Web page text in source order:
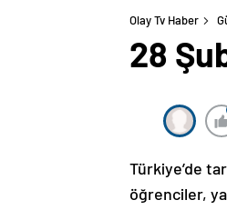
Olay Tv Haber
28
Türkiye’de
öğrenciler,